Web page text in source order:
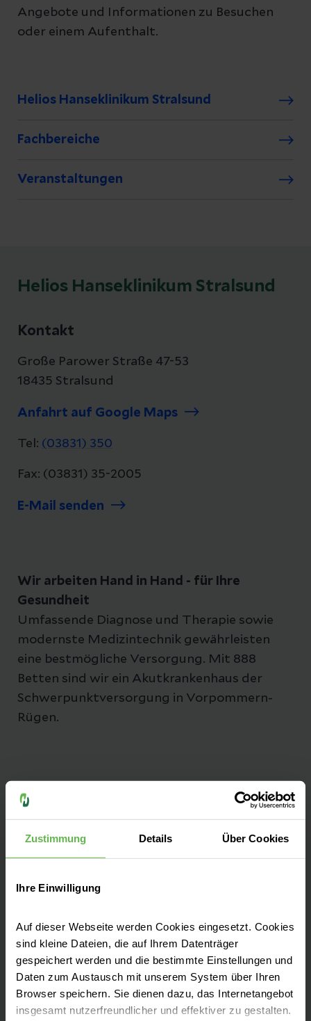
Zustimmung Details Über Cookies
Ihre Einwilligung
Auf dieser Webseite werden Cookies eingesetzt. Cookies
sind kleine Dateien, die auf Ihrem Datenträger
gespeichert werden und die bestimmte Einstellungen und
Daten zum Austausch mit unserem System über Ihren
Browser speichern. Sie dienen dazu, das Internetangebot
insgesamt nutzerfreundlicher und effektiver zu gestalten.
Angebote und Informationen zu Besuchen
oder einem Aufenthalt.
Helios Hanseklinikum Stralsund
Fachbereiche
Veranstaltungen
Helios Hanseklinikum Stralsund
Kontakt
Große Parower Straße 47-53
18435 Stralsund
Anfahrt auf Google Maps
Tel: (03831) 350
Fax: (03831) 35-2005
E-Mail senden
Wir arbeiten Hand in Hand - für Ihre
Gesundheit
Umfassende Diagnose und Therapie sowie
modernste Medizintechnik gewährleisten
eine bestmögliche Versorgung. Mit 888
Betten sind wir ein Akutkrankenhaus der
Schwerpunktversorgung in Vorpommern-
Rügen.
Anfahrt & Parken
Ihre Ansprechpartner